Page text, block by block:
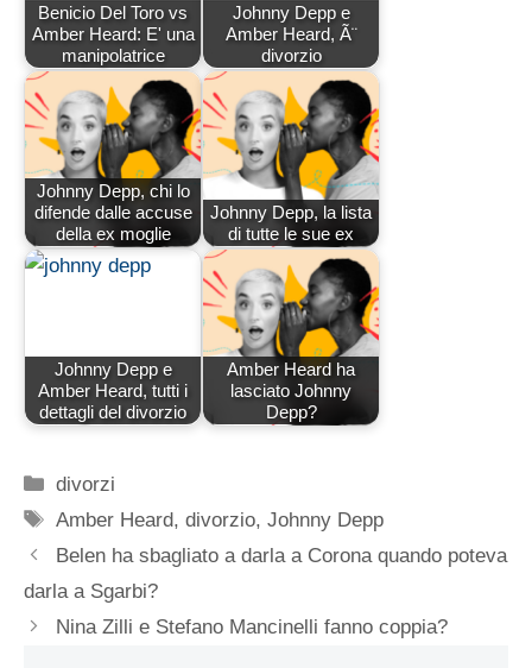
Benicio Del Toro vs
Amber Heard: E' una
manipolatrice
Johnny Depp e
Amber Heard, Ã¨
divorzio
Johnny Depp, chi lo
difende dalle accuse
della ex moglie
Johnny Depp, la lista
di tutte le sue ex
Johnny Depp e
Amber Heard, tutti i
dettagli del divorzio
Amber Heard ha
lasciato Johnny
Depp?
Categorie
divorzi
Tag
Amber Heard,divorzio,Johnny Depp
Belen ha sbagliato a darla a Corona quando poteva
darla a Sgarbi?
Nina Zilli e Stefano Mancinelli fanno coppia?